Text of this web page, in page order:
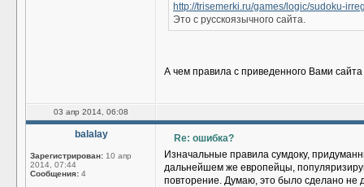
http://trisemerki.ru/games/logic/sudoku-
Это с русскоязычного сайта.
А чем правила с приведенного Вами
03 апр 2014, 06:08
balalay
Зарегистрирован: 10 апр
2014, 07:44
Сообщения: 4
Re: ошибка?
Изначальные правила сумдоку,
дальнейшем же европейцы,
повторение. Думаю, это было сделано не